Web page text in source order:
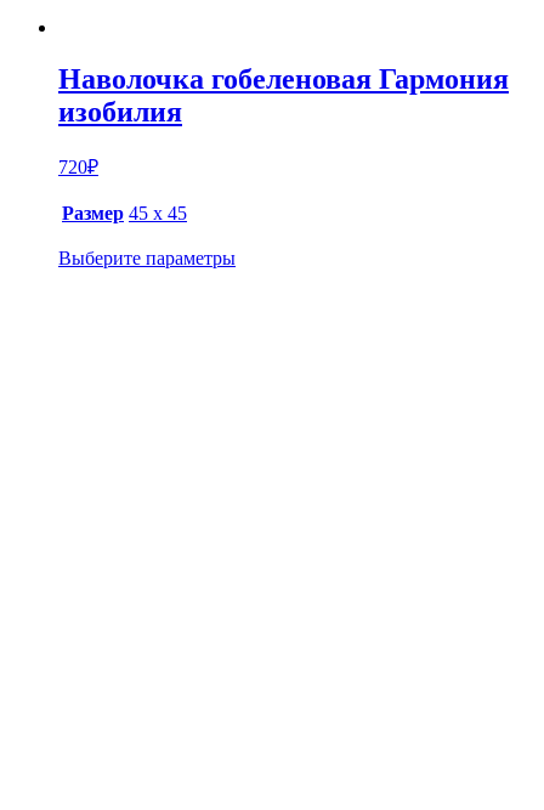
Наволочка гобеленовая Гармония
изобилия
720₽
Размер 45 х 45
Выберите параметры